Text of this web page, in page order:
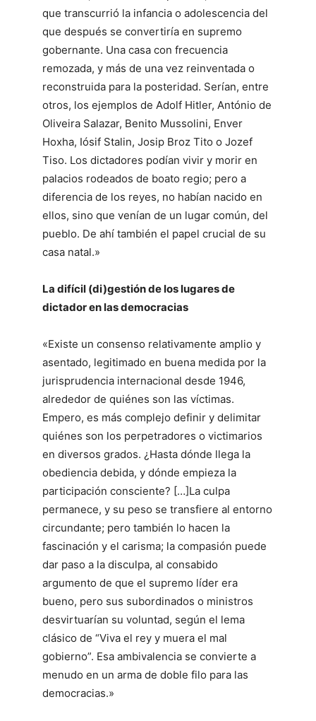
que transcurrió la infancia o adolescencia del
que después se convertiría en supremo
gobernante. Una casa con frecuencia
remozada, y más de una vez reinventada o
reconstruida para la posteridad. Serían, entre
otros, los ejemplos de Adolf Hitler, António de
Oliveira Salazar, Benito Mussolini, Enver
Hoxha, Iósif Stalin, Josip Broz Tito o Jozef
Tiso. Los dictadores podían vivir y morir en
palacios rodeados de boato regio; pero a
diferencia de los reyes, no habían nacido en
ellos, sino que venían de un lugar común, del
pueblo. De ahí también el papel crucial de su
casa natal.»
La difícil (di)gestión de los lugares de
dictador en las democracias
«Existe un consenso relativamente amplio y
asentado, legitimado en buena medida por la
jurisprudencia internacional desde 1946,
alrededor de quiénes son las víctimas.
Empero, es más complejo definir y delimitar
quiénes son los perpetradores o victimarios
en diversos grados. ¿Hasta dónde llega la
obediencia debida, y dónde empieza la
participación consciente? […]La culpa
permanece, y su peso se transfiere al entorno
circundante; pero también lo hacen la
fascinación y el carisma; la compasión puede
dar paso a la disculpa, al consabido
argumento de que el supremo líder era
bueno, pero sus subordinados o ministros
desvirtuarían su voluntad, según el lema
clásico de “Viva el rey y muera el mal
gobierno”. Esa ambivalencia se convierte a
menudo en un arma de doble filo para las
democracias.»